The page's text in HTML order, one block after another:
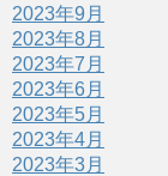
2023年9月
2023年8月
2023年7月
2023年6月
2023年5月
2023年4月
2023年3月